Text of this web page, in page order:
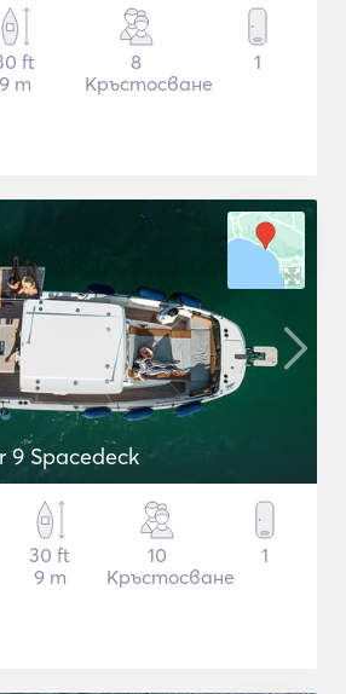
ft
9 m
8
Кръстосване
1
9 Spacedeck
30 ft
9 m
10
Кръстосване
1